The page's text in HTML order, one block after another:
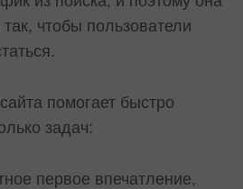
чтобы пользователи
помогает быстро
задач:
первое впечатление,